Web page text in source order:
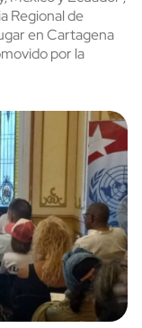
Regional de
en Cartagena
por la